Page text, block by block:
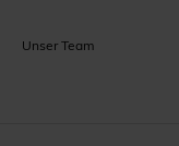
Unser Team